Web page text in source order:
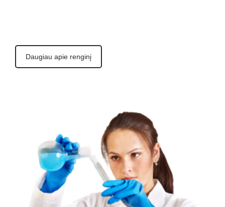
Daugiau apie renginį